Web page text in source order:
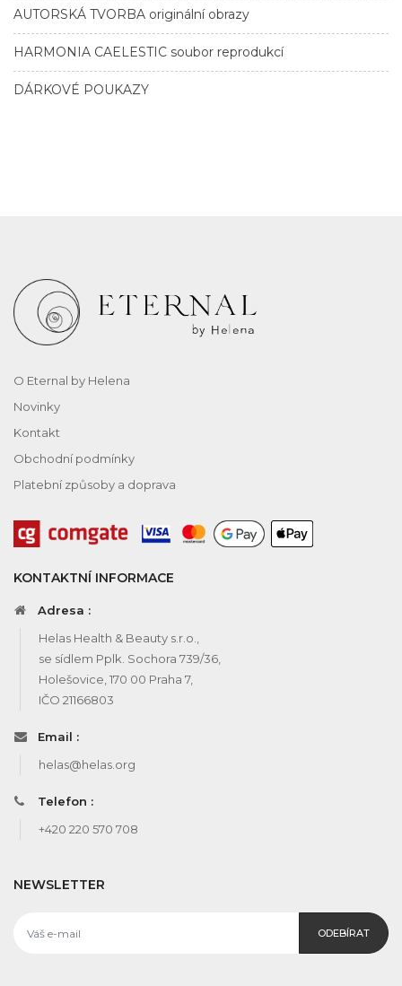
AUTORSKÁ TVORBA originální obrazy
HARMONIA CAELESTIC soubor reprodukcí
DÁRKOVÉ POUKAZY
O Eternal by Helena
Novinky
Kontakt
Obchodní podmínky
Platební způsoby a doprava
KONTAKTNÍ INFORMACE
Adresa :
Helas Health & Beauty s.r.o.,
se sídlem Pplk. Sochora 739/36,
Holešovice, 170 00 Praha 7,
IČO 21166803
Email :
helas@helas.org
Telefon :
+420 220 570 708
NEWSLETTER
ODEBÍRAT